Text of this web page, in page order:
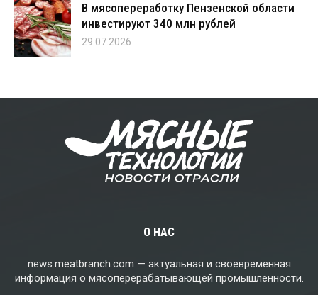
В мясопереработку Пензенской области
инвестируют 340 млн рублей
29.07.2026
О НАС
news.meatbranch.com — актуальная и своевременная
информация о мясоперерабатывающей промышленности.